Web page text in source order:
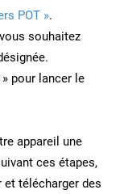
POT ».
souhaitez
pour lancer le
appareil une
ces étapes,
télécharger des